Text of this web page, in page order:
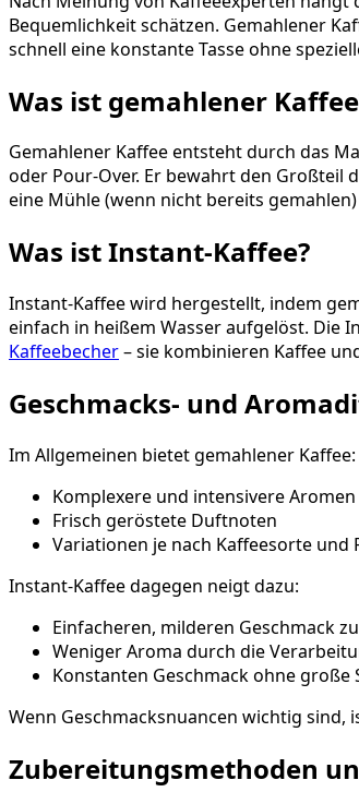
Bequemlichkeit schätzen. Gemahlener
schnell eine konstante Tasse ohne
Was ist gemahlener
Gemahlener Kaffee entsteht durch das
oder Pour-Over. Er bewahrt den Großteil
eine Mühle (wenn nicht bereits
Was ist Instant-Kaffee?
Instant-Kaffee wird hergestellt, indem
einfach in heißem Wasser aufgelöst. Die
Kaffeebecher– sie kombinieren Kaffee
Geschmacks- und
Im Allgemeinen bietet gemahlener Kaffee:
Komplexere und intensivere Aromen
Frisch geröstete Duftnoten
Variationen je nach Kaffeesorte und
Instant-Kaffee dagegen neigt dazu:
Einfacheren, milderen Geschmack
Weniger Aroma durch die
Konstanten Geschmack ohne
Wenn Geschmacksnuancen wichtig sind,
Zubereitungsmethoden